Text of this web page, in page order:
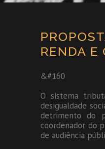
RENDA
&#160
O sistema
desigualdade
detrimento do
coordenador do
de audiência